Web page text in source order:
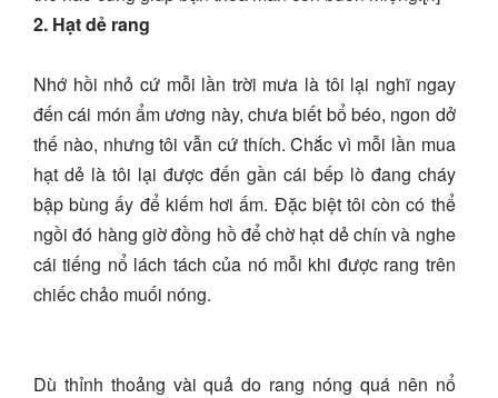
2. Hạt dẻ rang
Nhớ hồi nhỏ cứ mỗi lần trời mưa là tôi lại nghĩ ngay
đến cái món ẩm ương này, chưa biết bổ béo, ngon dở
thế nào, nhưng tôi vẫn cứ thích. Chắc vì mỗi lần mua
hạt dẻ là tôi lại được đến gần cái bếp lò đang cháy
bập bùng ấy để kiếm hơi ấm. Đặc biệt tôi còn có thể
ngồi đó hàng giờ đồng hồ để chờ hạt dẻ chín và nghe
cái tiếng nổ lách tách của nó mỗi khi được rang trên
chiếc chảo muối nóng.
Dù thỉnh thoảng vài quả do rang nóng quá nên nổ